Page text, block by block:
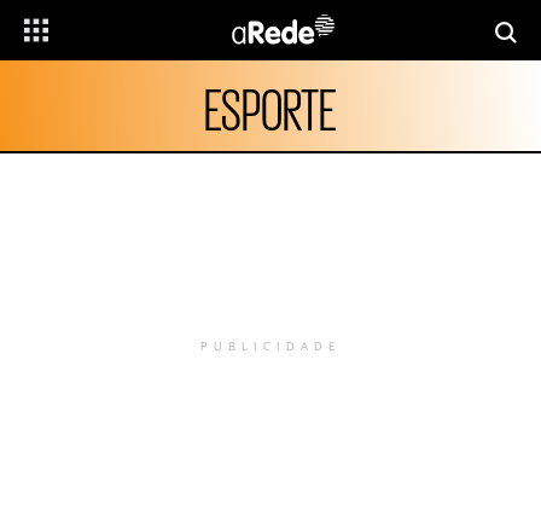
ESPORTE
PUBLICIDADE